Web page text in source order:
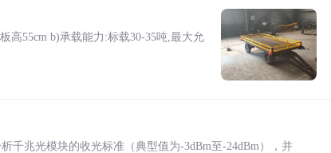
高55cm b)承载能力:标载30-35吨,最大允
千兆光模块的收光标准（典型值为-3dBm至-24dBm），并